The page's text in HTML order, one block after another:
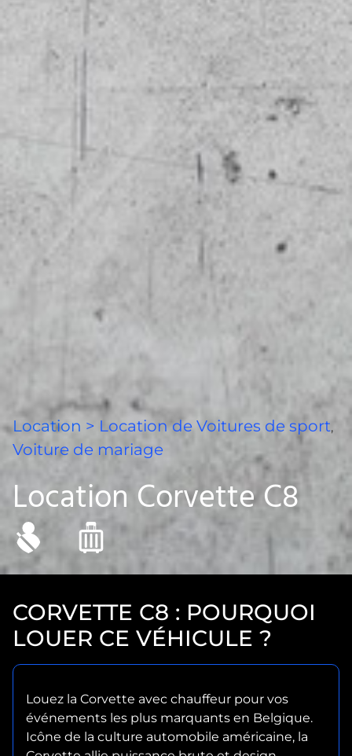
Location > Location de Voitures de sport,
Voiture de mariage
Location Corvette C8
CORVETTE C8 : POURQUOI
LOUER CE VÉHICULE ?
Louez la Corvette avec chauffeur pour vos
événements les plus marquants en Belgique.
Icône de la culture automobile américaine, la